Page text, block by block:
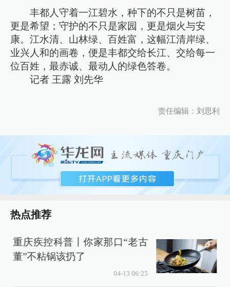
丰都人守着一江碧水，种下的不只是树苗，
更是希望；守护的不只是家园，更是烟火与安
康。江水清、山林绿、百姓富，这幅江清岸绿、
业兴人和的画卷，便是丰都交给长江、交给每一
位百姓，最赤诚、最动人的绿色答卷。
记者 王露 刘先华
责任编辑：刘思利
热点推荐
重庆疾控科普丨你家那口“老古
董”不粘锅该扔了
04-13 06:25